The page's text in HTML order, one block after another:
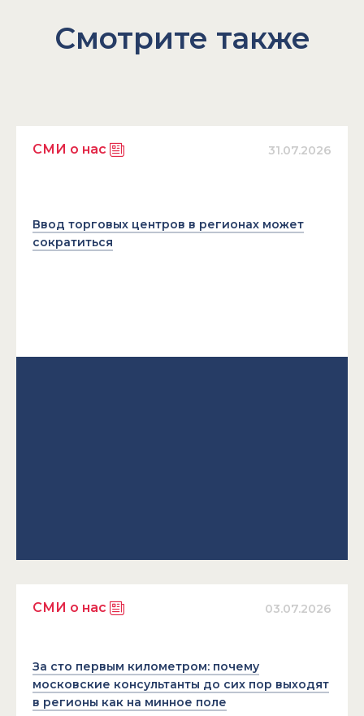
Смотрите также
СМИ о нас 31.07.2026
Ввод торговых центров в регионах может
сократиться
СМИ о нас 03.07.2026
За сто первым километром: почему
московские консультанты до сих пор выходят
в регионы как на минное поле